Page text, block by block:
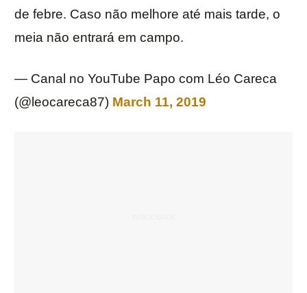
de febre. Caso não melhore até mais tarde, o
meia não entrará em campo.
— Canal no YouTube Papo com Léo Careca
(@leocareca87) March 11, 2019